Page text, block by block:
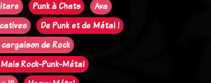
Punk à Chats
Ava
De Punk et de Métal !
de Rock
Rock-Punk-Métal